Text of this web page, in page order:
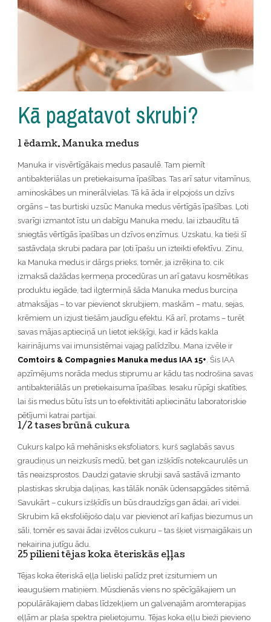
Kā pagatavot skrubi?
1 ēdamk. Manuka medus
Manuka ir visvērtīgākais medus pasaulē. Tam piemīt
antibakteriālas un pretiekaisuma īpašības. Tas arī satur vitamīnus,
aminoskābes un minerālvielas. Tā kā āda ir elpojošs un dzīvs
orgāns – tas burtiski uzsūc Manuka medus vērtīgās īpašības. Ļoti
svarīgi izmantot īstu un dabīgu Manuka medu, lai izbaudītu tā
sniegtās vērtīgās īpašības un dzīvos enzīmus. Uzskatu, ka tieši šī
sastāvdaļa skrubi padara par ļoti īpašu un izteikti efektīvu. Zinu,
ka Manuka medus ir dārgs prieks, tomēr, ja izrēķina to, cik
izmaksā dažādas ķermeņa procedūras un arī gatavu kosmētikas
produktu iegāde, tad ilgtermiņā šāda Manuka medus burciņa
atmaksājas – to var pievienot skrubjiem, maskām – matu, sejas,
krēmiem un izjust tiešām jaudīgu efektu. Kā arī, protams – turēt
savas mājas aptieciņā un lietot iekšķīgi, kad ir kāds kakla
kairinājums vai imunsistēmai vajag palīdzību. Mana izvēle ir
Comtoirs & Compagnies Manuka medus IAA 15+ . Šis IAA
apzīmējums norāda medus stiprumu ar kādu tas nodrošina savas
antibakteriālās un pretiekaisuma īpašības. Iesaku rūpīgi skatīties,
lai šis medus būtu īsts un to efektivitāti apliecinātu laboratoriskie
pētījumi katrai partijai.
1/2 tases brūnā cukura
Cukurs kalpo kā mehānisks eksfoliators, kurš saglabās savus
graudiņus un neizkusīs medū, bet gan izšķīdīs notekcaurulēs un
tās neaizsprostos. Daudzi gatavie skrubji savā sastāvā izmanto
plastiskas skrubja daļiņas, kas tālāk nonāk ūdensapgādes sitēmā.
Savukārt – cukurs izšķīdīs un būs draudzīgs gan ādai, arī videi.
Skrubim kā eksfoliējošo daļu var pievienot arī kafijas biezumus un
sāli, tomēr es savai ādai izvēlos cukuru – tas šķiet vismaigākais un
nekairina jutīgu ādu.
25 pilieni tējas koka ēteriskās eļļas
Tējas koka ēteriskā eļļa lieliski palīdz pret izsitumiem un
ieaugušiem matiņiem. Mūsdienās viens no spēcīgākajiem un
populārākajiem dabas līdzekļiem un galvenajām aromterapijas
eļļām ar plaša spektra pielietojumu. Tējas koka eļļu bieži pievieno